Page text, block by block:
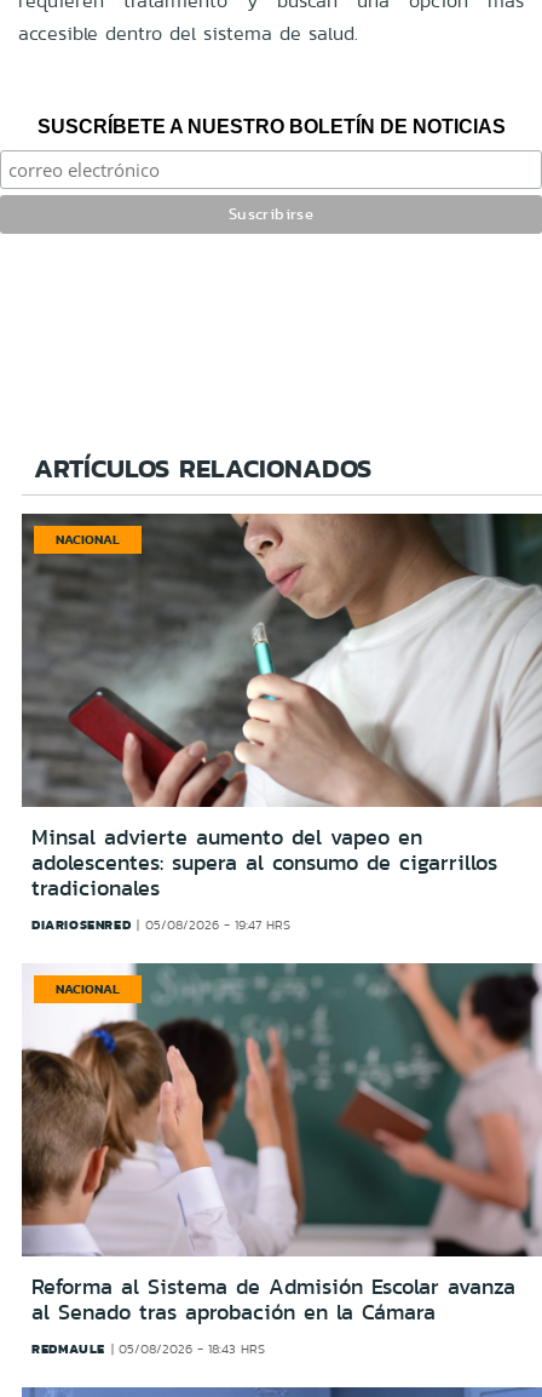
accesible dentro del sistema de salud.
SUSCRÍBETE A NUESTRO BOLETÍN DE NOTICIAS
ARTÍCULOS RELACIONADOS
NACIONAL
Minsal advierte aumento del vapeo en
adolescentes: supera al consumo de cigarrillos
tradicionales
DIARIOSENRED 05/08/2026 - 19:47 HRS
NACIONAL
Reforma al Sistema de Admisión Escolar avanza
al Senado tras aprobación en la Cámara
REDMAULE 05/08/2026 - 18:43 HRS